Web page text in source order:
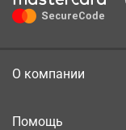
О компании
Помощь